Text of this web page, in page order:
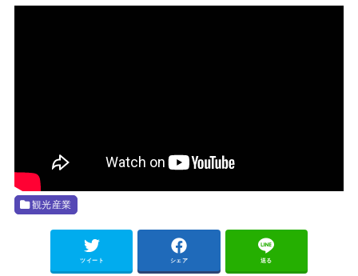
観光産業
ツイート シェア 送る